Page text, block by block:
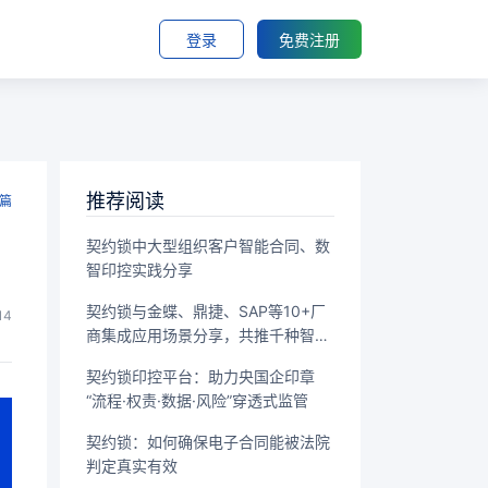
登录 免费注册
推荐阅读
契约锁中大型组织客户智能合同、数
智印控实践分享
契约锁与金蝶、鼎捷、SAP等10+厂
商集成应用场景分享，共推千种智能
契约锁印控平台：助力央国企印章
“流程·权责·数据·风险”穿透式监管
契约锁：如何确保电子合同能被法院
判定真实有效